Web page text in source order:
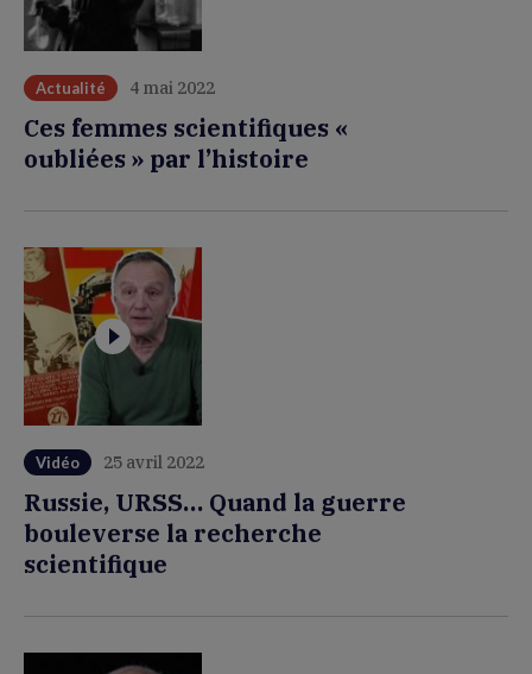
Actualité 4 mai 2022
Ces femmes scientifiques «
oubliées » par l’histoire
Vidéo 25 avril 2022
Russie, URSS… Quand la guerre
bouleverse la recherche
scientifique